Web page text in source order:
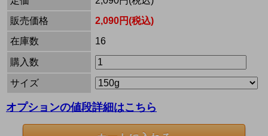
販売価格
2,090円(税込)
在庫数
16
購入数
サイズ
オプションの値段詳細はこちら